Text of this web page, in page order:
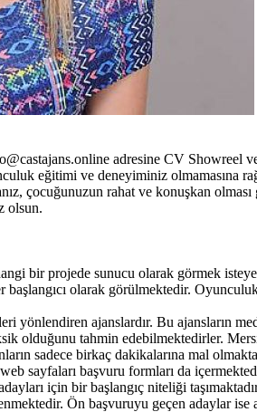
adresine CV Showreel
eğitimi ve deneyiminiz olmamasına
çocuğunuzun rahat ve konuşkan
olsun.
bir projede sunucu olarak görmek
olarak görülmektedir.
yönlendiren ajanslardır. Bu ajansların
olduğunu tahmin edebilmektedirler.
sadece birkaç dakikalarına mal
sayfaları başvuru formları da
için bir başlangıç niteliği
Ön başvuruyu geçen adaylar